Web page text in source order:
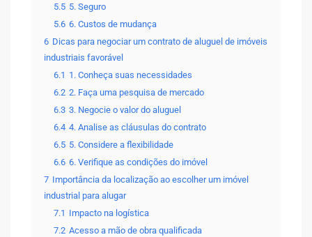
5.5 5. Seguro
5.6 6. Custos de mudança
6 Dicas para negociar um contrato de aluguel de imóveis
industriais favorável
6.1 1. Conheça suas necessidades
6.2 2. Faça uma pesquisa de mercado
6.3 3. Negocie o valor do aluguel
6.4 4. Analise as cláusulas do contrato
6.5 5. Considere a flexibilidade
6.6 6. Verifique as condições do imóvel
7 Importância da localização ao escolher um imóvel
industrial para alugar
7.1 Impacto na logística
7.2 Acesso a mão de obra qualificada